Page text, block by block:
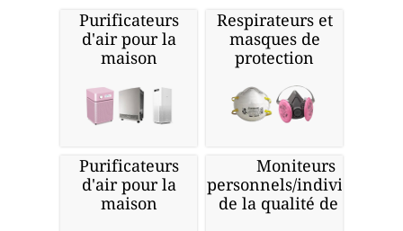
Purificateurs
d'air pour la
maison
Respirateurs et
masques de
protection
Purificateurs
d'air pour la
maison
Moniteurs
personnels/individuels
de la qualité de l'air